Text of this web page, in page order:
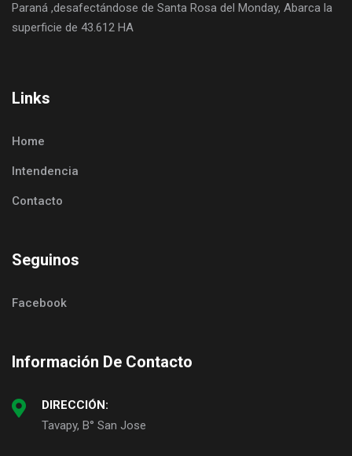
Paraná ,desafectándose de Santa Rosa del Monday, Abarca la
superficie de 43.612 HA
Links
Home
Intendencia
Contacto
Seguinos
Facebook
Información De Contacto
DIRECCIÓN:
Tavapy, B° San Jose